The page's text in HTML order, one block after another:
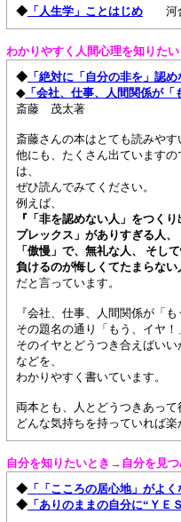
◆ 「人生学」ことはじめ 河
わかりやすく人間心理を知りた
◆ 「絶対に「自分の非を」認
◆「会社、仕事、人間関係が「
斎藤 茂太著
斎藤さんの本はとても読みや
他にも、たくさん出ています
は、
ぜひ読んでみてください。
例えば、
『「非を認めない人」をつく
プレックス」がありすぎる人
「傲慢」で、無礼な人、 そし
負けるのが悔しくてたまらない
だと言っています。
『会社、仕事、人間関係が「
その題名の通り「もう、イヤ
そのイヤとどうつき合えばい
などを、
わかりやすく書いています。
両本とも、人とどうつきあっ
どんな気持ちを持っていれば
自分を知りたいとき→自分を見
◆ 「「こころの居心地」がよ
◆ 「ありのままの自分に“ＹＥ